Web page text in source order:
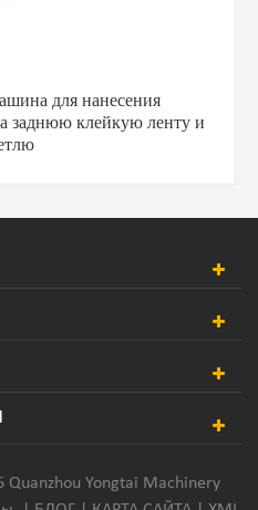
для нанесения
заднюю клейкую ленту и
Quanzhou Yongtai Machinery